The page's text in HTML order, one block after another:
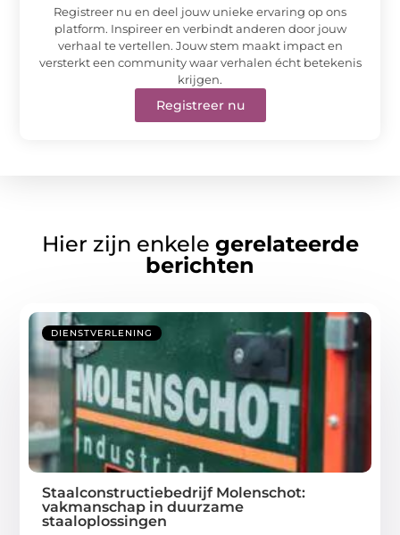
Registreer nu en deel jouw unieke ervaring op ons
platform. Inspireer en verbindt anderen door jouw
verhaal te vertellen. Jouw stem maakt impact en
versterkt een community waar verhalen écht betekenis
krijgen.
Registreer nu
Hier zijn enkele gerelateerde
berichten
DIENSTVERLENING
Staalconstructiebedrijf Molenschot:
vakmanschap in duurzame
staaloplossingen